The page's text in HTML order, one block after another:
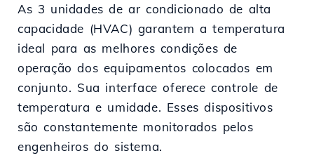
As 3 unidades de ar condicionado de alta
capacidade (HVAC) garantem a temperatura
ideal para as melhores condições de
operação dos equipamentos colocados em
conjunto. Sua interface oferece controle de
temperatura e umidade. Esses dispositivos
são constantemente monitorados pelos
engenheiros do sistema.